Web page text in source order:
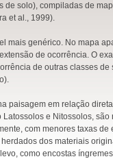
de solo), compiladas de
et al., 1999).
mais genérico. No mapa
de ocorrência. O
de outras classes
paisagem em relação
e Nitossolos,
com menores taxas
dos materiais
como encostas